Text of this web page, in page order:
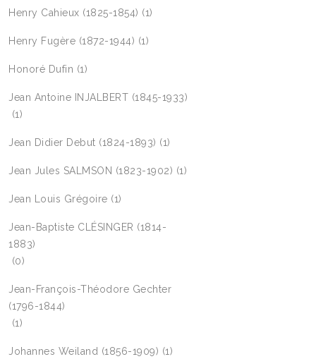
Henry Cahieux (1825-1854) (1)
Henry Fugère (1872-1944) (1)
Honoré Dufin (1)
Jean Antoine INJALBERT (1845-1933)
(1)
Jean Didier Debut (1824-1893) (1)
Jean Jules SALMSON (1823-1902) (1)
Jean Louis Grégoire (1)
Jean-Baptiste CLÉSINGER (1814-
1883)
(0)
Jean-François-Théodore Gechter
(1796-1844)
(1)
Johannes Weiland (1856-1909) (1)